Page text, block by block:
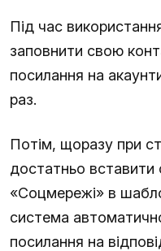
Під час
заповнити свою
посилання на
раз.
Потім, щоразу при
достатньо вставити
«Соцмережі» в
система
посилання на